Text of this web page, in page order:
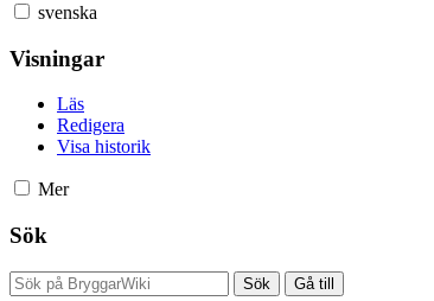
svenska
Visningar
Läs
Redigera
Visa historik
Mer
Sök